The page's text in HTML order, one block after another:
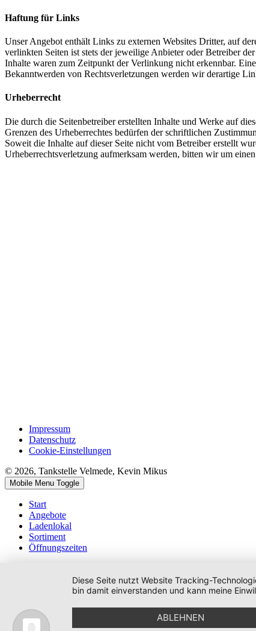
Haftung für Links
Unser Angebot enthält Links zu externen Websites Dritter, auf
verlinkten Seiten ist stets der jeweilige Anbieter oder Betreiber
Inhalte waren zum Zeitpunkt der Verlinkung nicht erkennbar.
Bekanntwerden von Rechtsverletzungen werden wir derartige
Urheberrecht
Die durch die Seitenbetreiber erstellten Inhalte und Werke auf
Grenzen des Urheberrechtes bedürfen der schriftlichen
Soweit die Inhalte auf dieser Seite nicht vom Betreiber erstellt
Urheberrechtsverletzung aufmerksam werden, bitten wir um
Impressum
Datenschutz
Cookie-Einstellungen
© 2026, Tankstelle Velmede, Kevin Mikus
Mobile Menu Toggle
Start
Angebote
Ladenlokal
Sortiment
Öffnungszeiten
Diese Seite nutzt Website Tracking-
bin damit einverstanden und kann meine
ABLEHNEN